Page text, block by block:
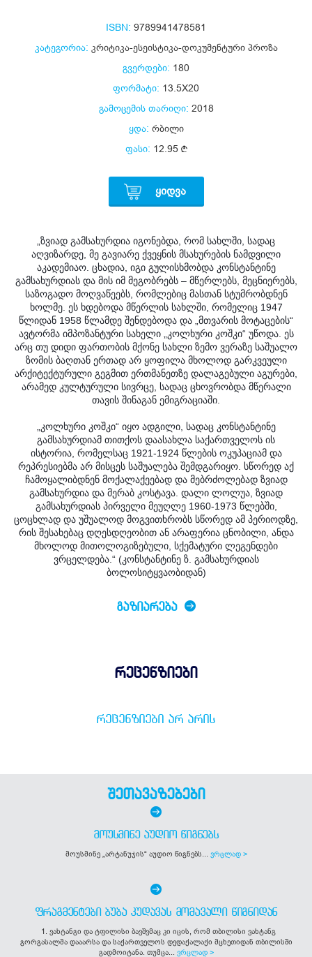
ISBN: 9789941478581
კატეგორია: კრიტიკა-ესეისტიკა-დოკუმენტური პროზა
გვერდები: 180
ფორმატი: 13.5X20
გამოცემის თარიღი: 2018
ყდა: რბილი
ფასი: 12.95
ᲧᲘᲓᲕᲐ
„ზვიად გამსახურდია იგონებდა, რომ სახლში, სადაც
აღვიზარდე, მე გავიარე ქვეყნის მსახურების ნამდვილი
აკადემიაო. ცხადია, იგი გულისხმობდა კონსტანტინე
გამსახურდიას და მის იმ მეგობრებს – მწერლებს, მეცნიერებს,
საზოგადო მოღვაწეებს, რომლებიც მასთან სტუმრობდნენ
ხოლმე. ეს ხდებოდა მწერლის სახლში, რომელიც 1947
წლიდან 1958 წლამდე შენდებოდა და „მთვარის მოტაცების“
ავტორმა იმპოზანტური სახელი „კოლხური კოშკი“ უწოდა. ეს
არც თუ დიდი ფართობის მქონე სახლი ზემო ვერაზე საშუალო
ზომის ბაღთან ერთად არ ყოფილა მხოლოდ გარკვეული
არქიტექტურული გეგმით ერთმანეთზე დალაგებული აგურები,
არამედ კულტურული სივრცე, სადაც ცხოვრობდა მწერალი
თავის შინაგან ემიგრაციაში.
„კოლხური კოშკი“ იყო ადგილი, სადაც კონსტანტინე
გამსახურდიამ თითქოს დაასახლა საქართველოს ის
ისტორია, რომელსაც 1921-1924 წლების ოკუპაციამ და
რეპრესიებმა არ მისცეს საშუალება შემდგარიყო. სწორედ აქ
ჩამოყალიბდნენ მოქალაქეებად და მებრძოლებად ზვიად
გამსახურდია და მერაბ კოსტავა. დალი ლოლუა, ზვიად
გამსახურდიას პირველი მეუღლე 1960-1973 წლებში,
ცოცხლად და უშუალოდ მოგვითხრობს სწორედ ამ პერიოდზე,
რის შესახებაც დღესდღეობით ან არაფერია ცნობილი, ანდა
მხოლოდ მითოლოგიზებული, სქემატური ლეგენდები
ვრცელდება.“ (კონსტანტინე ზ. გამსახურდიას
ბოლოსიტყვაობიდან)
ᲒᲐᲖᲘᲐᲠᲔᲑᲐ
რეცენზიები
ᲠᲔᲪᲔᲜᲖᲘᲔᲑᲘ ᲐᲠ ᲐᲠᲘᲡ
შეთავაზებები
ᲛᲝᲣᲡᲛᲘᲜᲔ ᲐᲣᲓᲘᲝ ᲬᲘᲒᲜᲔᲑᲡ
მოუსმინე „არტანუჯის“ აუდიო წიგნებს... ვრცლად >
ᲤᲠᲐᲒᲛᲔᲜᲢᲔᲑᲘ ᲑᲣᲑᲐ ᲙᲣᲓᲐᲕᲐᲡ ᲛᲝᲛᲐᲕᲐᲚᲘ ᲬᲘᲒᲜᲘᲓᲐᲜ
1. ვახტანგი და ტფილისი ბავშვმაც კი იცის, რომ თბილისი ვახტანგ
გორგასალმა დააარსა და საქართველოს დედაქალაქი მცხეთიდან თბილისში
გადმოიტანა. თუმცა... ვრცლად >